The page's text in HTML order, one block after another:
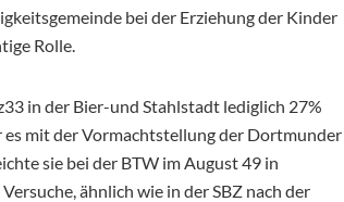
bei der Erziehung der Kinder
Rolle.
in der Bier-und Stahlstadt lediglich 27%
es mit der Vormachtstellung der Dortmunder
sie bei der BTW im August 49 in
ähnlich wie in der SBZ nach der